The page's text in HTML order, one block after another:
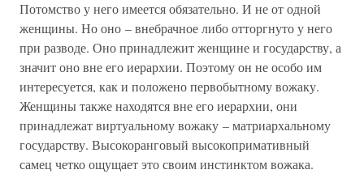
Потомство у него имеется обязательно. И не от одной
женщины. Но оно – внебрачное либо отторгнуто у него
при разводе. Оно принадлежит женщине и государству, а
значит оно вне его иерархии. Поэтому он не особо им
интересуется, как и положено первобытному вожаку.
Женщины также находятся вне его иерархии, они
принадлежат виртуальному вожаку – матриархальному
государству. Высокоранговый высокопримативный
самец четко ощущает это своим инстинктом вожака.